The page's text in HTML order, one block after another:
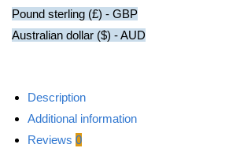
Pound sterling (£) - GBP
Australian dollar ($) - AUD
Description
Additional information
Reviews 0